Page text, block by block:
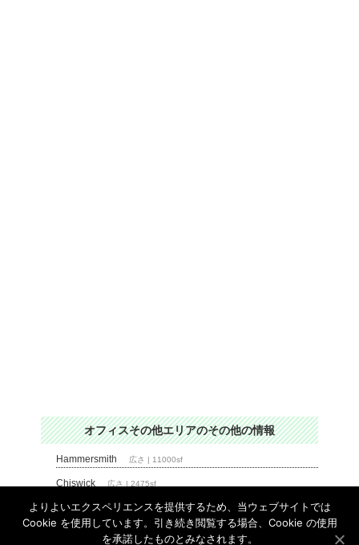
オフィスその他エリアのその他の情報
Hammersmith 広さ | 11000sf
Chiswick 広さ | 2475sf
よりよいエクスペリエンスを提供するため、当ウェブサイトでは
Cookie を使用しています。引き続き閲覧する場合、Cookie の使用
を承諾したものとみなされます。